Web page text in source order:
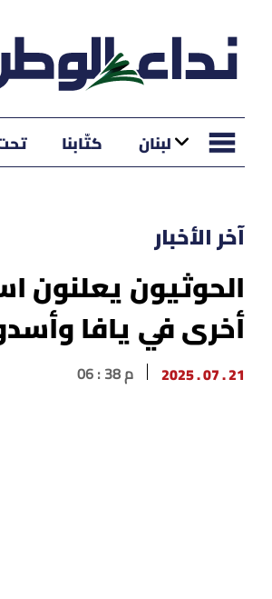
لبنان كتّابنا
آخر الأخبار
الحوثيون يعلنون
أخرى في يافا
21 . 07 . 2025 06 : 38 م